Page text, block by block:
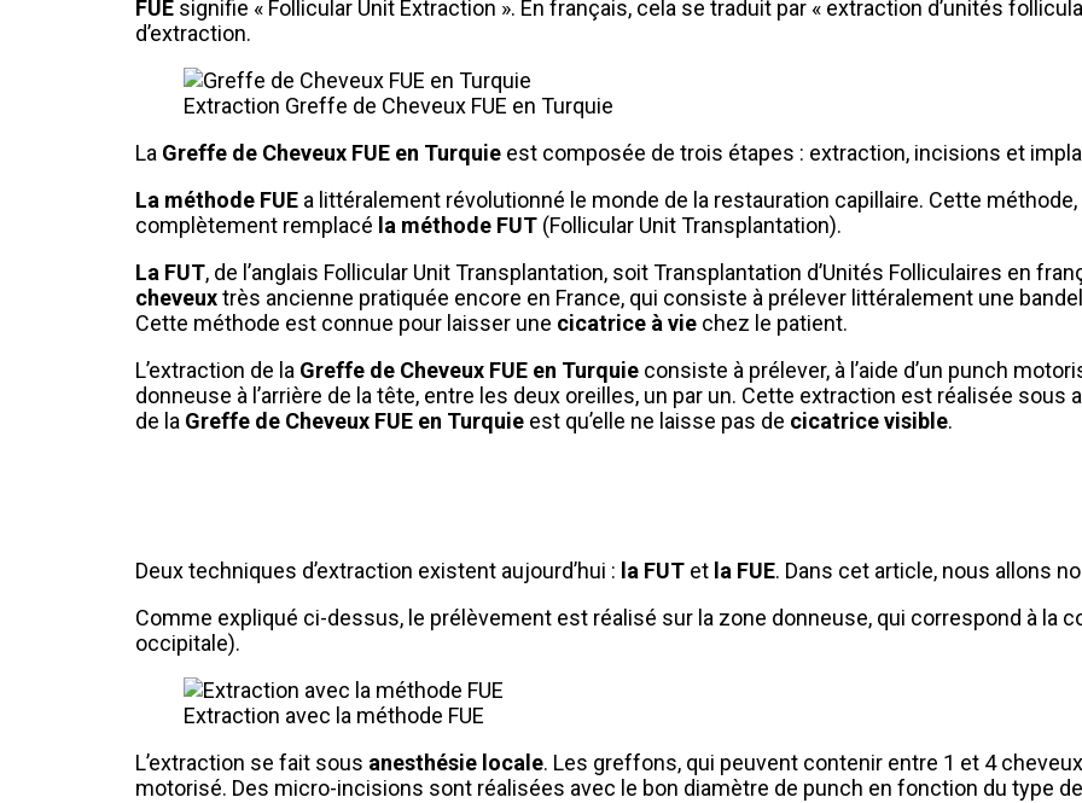
FUE signifie « Follicular Unit Extraction ». En français, cela se traduit par « extraction d’unités
d’extraction.
Extraction Greffe de Cheveux FUE en Turquie
La Greffe de Cheveux FUE en Turquie est composée de trois étapes : extraction, incisions et
La méthode FUE a littéralement révolutionné le monde de la restauration capillaire. Cette méthode,
complètement remplacé la méthode FUT (Follicular Unit Transplantation).
La FUT, de l’anglais Follicular Unit Transplantation, soit Transplantation d’Unités Folliculaires en
cheveuxtrès ancienne pratiquée encore en France, qui consiste à prélever littéralement une
Cette méthode est connue pour laisser une cicatrice à vie chez le patient.
L’extraction de la Greffe de Cheveux FUE en Turquie consiste à prélever, à l’aide d’un punch
donneuse à l’arrière de la tête, entre les deux oreilles, un par un. Cette extraction est réalisée sous
de la Greffe de Cheveux FUE en Turquie est qu’elle ne laisse pas de cicatrice visible.
Deux techniques d’extraction existent aujourd’hui : la FUT et la FUE. Dans cet article, nous allons
Comme expliqué ci-dessus, le prélèvement est réalisé sur la zone donneuse, qui correspond à la
occipitale).
Extraction avec la méthode FUE
L’extraction se fait sous anesthésie locale. Les greffons, qui peuvent contenir entre 1 et 4
motorisé. Des micro-incisions sont réalisées avec le bon diamètre de punch en fonction du type